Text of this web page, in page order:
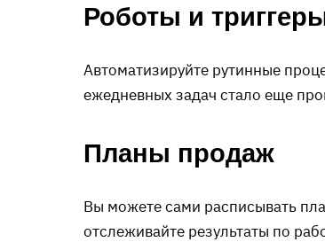
Роботы и
Автоматизируйте рутинные
ежедневных задач стало еще
Планы продаж
Вы можете сами расписывать
отслеживайте результаты по